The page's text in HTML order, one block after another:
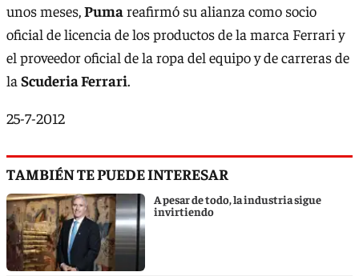
unos meses, Puma reafirmó su alianza como socio
oficial de licencia de los productos de la marca Ferrari y
el proveedor oficial de la ropa del equipo y de carreras de
la Scuderia Ferrari.
25-7-2012
TAMBIÉN TE PUEDE INTERESAR
A pesar de todo, la industria sigue
invirtiendo